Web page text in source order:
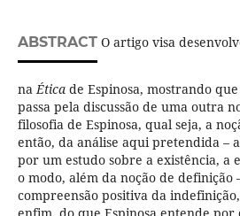
ABSTRACTO artigo visa
naÉticade Espinosa, mostrando
passa pela discussão de uma outra
filosofia de Espinosa, qual seja, a
então, da análise aqui pretendida –
por um estudo sobre a existência, a
o modo, além da noção de definição
compreensão positiva da